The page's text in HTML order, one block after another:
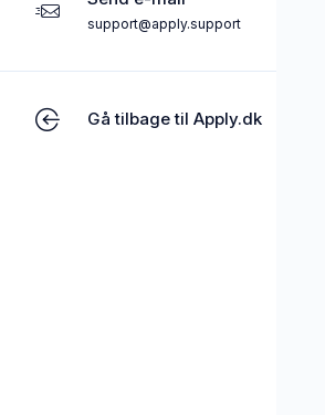
support@apply.support
Gå tilbage til Apply.dk